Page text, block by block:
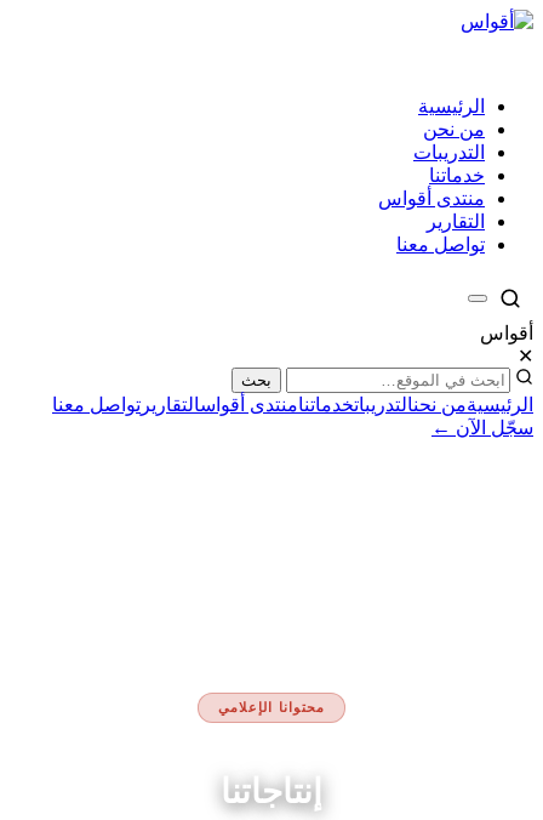
الرئيسية
من نحن
التدريبات
خدماتنا
منتدى أقواس
التقارير
تواصل معنا
أقواس
✕
بحث
الرئيسيةمن نحنالتدريباتخدماتنامنتدى أقواسالتقارير تواصل معنا
سجّل الآن ←
محتوانا الإعلامي
إنتاجاتنا